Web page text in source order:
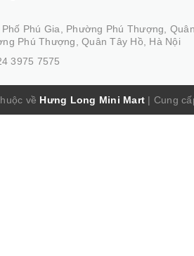
Phú Gia, Phường Phú Thượng,
Phú Thượng, Quân Tây Hồ, Hà Nội
3975 7575
về Hưng Long Mini Mart | Cung